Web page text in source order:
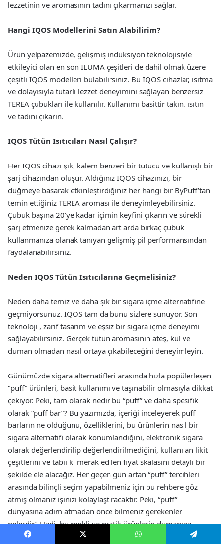
lezzetinin ve aromasının tadını çıkarmanızı sağlar.
Hangi IQOS Modellerini Satın Alabilirim?
Ürün yelpazemizde, gelişmiş indüksiyon teknolojisiyle
etkileyici olan en son ILUMA çeşitleri de dahil olmak üzere
çeşitli IQOS modelleri bulabilirsiniz. Bu IQOS cihazlar, ısıtma
ve dolayısıyla tutarlı lezzet deneyimini sağlayan benzersiz
TEREA çubukları ile kullanılır. Kullanımı basittir takın, ısıtın
ve tadını çıkarın.
IQOS Tütün Isıtıcıları Nasıl Çalışır?
Her IQOS cihazı şık, kalem benzeri bir tutucu ve kullanışlı bir
şarj cihazından oluşur. Aldığınız IQOS cihazınızı, bir
düğmeye basarak etkinleştirdiğiniz her hangi bir ByPuff’tan
temin ettiğiniz TEREA aroması ile deneyimleyebilirsiniz.
Çubuk başına 20’ye kadar içimin keyfini çıkarın ve sürekli
şarj etmenize gerek kalmadan art arda birkaç çubuk
kullanmanıza olanak tanıyan gelişmiş pil performansından
faydalanabilirsiniz.
Neden IQOS Tütün Isıtıcılarına Geçmelisiniz?
Neden daha temiz ve daha şık bir sigara içme alternatifine
geçmiyorsunuz. IQOS tam da bunu sizlere sunuyor. Son
teknoloji , zarif tasarım ve eşsiz bir sigara içme deneyimi
sağlayabilirsiniz. Gerçek tütün aromasının ateş, kül ve
duman olmadan nasıl ortaya çıkabileceğini deneyimleyin.
Günümüzde sigara alternatifleri arasında hızla popülerleşen
“puff” ürünleri, basit kullanımı ve taşınabilir olmasıyla dikkat
çekiyor. Peki, tam olarak nedir bu “puff” ve daha spesifik
olarak “puff bar”? Bu yazımızda, içeriği inceleyerek puff
barların ne olduğunu, özelliklerini, bu ürünlerin nasıl bir
sigara alternatifi olarak konumlandığını, elektronik sigara
olarak değerlendirilip değerlendirilmediğini, kullanılan likit
çeşitlerini ve tabii ki merak edilen fiyat skalasını detaylı bir
şekilde ele alacağız. Her geçen gün artan “puff” tercihleri
arasında bilinçli seçim yapabilmeniz için bu rehbere göz
atmış olmanız işinizi kolaylaştıracaktır. Peki, “puff”
dünyasına adım atmadan önce bilmeniz gerekenler
nelerdir? Hadi, bu renkli ve pratik ürünlerin dumanına
birlikte dalalım! Puff Bar nedir, özellikleri, elektronik sigara